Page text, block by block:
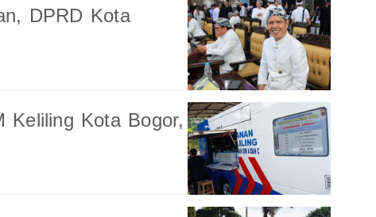
DPRD Kota
Keliling Kota Bogor,